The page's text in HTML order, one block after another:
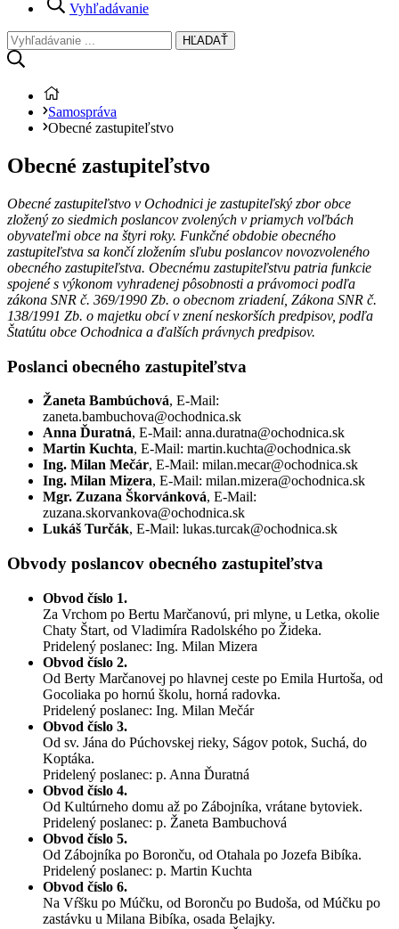
Vyhľadávanie
HĽADAŤ
Samospráva
Obecné zastupiteľstvo
Obecné zastupiteľstvo
Obecné zastupiteľstvo v Ochodnici je zastupiteľský zbor obce
zložený zo siedmich poslancov zvolených v priamych voľbách
obyvateľmi obce na štyri roky. Funkčné obdobie obecného
zastupiteľstva sa končí zložením sľubu poslancov novozvoleného
obecného zastupiteľstva. Obecnému zastupiteľstvu patria funkcie
spojené s výkonom vyhradenej pôsobnosti a právomoci podľa
zákona SNR č. 369/1990 Zb. o obecnom zriadení, Zákona SNR č.
138/1991 Zb. o majetku obcí v znení neskorších predpisov, podľa
Štatútu obce Ochodnica a ďalších právnych predpisov.
Poslanci obecného zastupiteľstva
Žaneta Bambúchová, E-Mail:
zaneta.bambuchova@ochodnica.sk
Anna Ďuratná, E-Mail: anna.duratna@ochodnica.sk
Martin Kuchta, E-Mail: martin.kuchta@ochodnica.sk
Ing. Milan Mečár, E-Mail: milan.mecar@ochodnica.sk
Ing. Milan Mizera, E-Mail: milan.mizera@ochodnica.sk
Mgr. Zuzana Škorvánková, E-Mail:
zuzana.skorvankova@ochodnica.sk
Lukáš Turčák, E-Mail: lukas.turcak@ochodnica.sk
Obvody poslancov obecného zastupiteľstva
Obvod číslo 1.
Za Vrchom po Bertu Marčanovú, pri mlyne, u Letka, okolie
Chaty Štart, od Vladimíra Radolského po Žideka.
Pridelený poslanec: Ing. Milan Mizera
Obvod číslo 2.
Od Berty Marčanovej po hlavnej ceste po Emila Hurtoša, od
Gocoliaka po hornú školu, horná radovka.
Pridelený poslanec: Ing. Milan Mečár
Obvod číslo 3.
Od sv. Jána do Púchovskej rieky, Ságov potok, Suchá, do
Koptáka.
Pridelený poslanec: p. Anna Ďuratná
Obvod číslo 4.
Od Kultúrneho domu až po Zábojníka, vrátane bytoviek.
Pridelený poslanec: p. Žaneta Bambuchová
Obvod číslo 5.
Od Zábojníka po Boronču, od Otahala po Jozefa Bibíka.
Pridelený poslanec: p. Martin Kuchta
Obvod číslo 6.
Na Vŕšku po Múčku, od Boronču po Budoša, od Múčku po
zastávku u Milana Bibíka, osada Belajky.